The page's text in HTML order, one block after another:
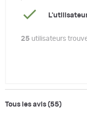
25 utilisateurs
Tous les avis (55)